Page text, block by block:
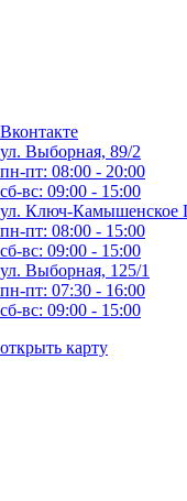
Вконтакте
ул. Выборная, 89/2
пн-пт: 08:00 - 20:00
сб-вс: 09:00 - 15:00
ул. Ключ-Камышенское
пн-пт: 08:00 - 15:00
сб-вс: 09:00 - 15:00
ул. Выборная, 125/1
пн-пт: 07:30 - 16:00
сб-вс: 09:00 - 15:00
открыть карту